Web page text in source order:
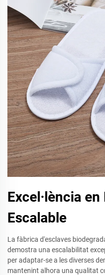
Excel·lència
Escalable
La fàbrica d'esclaves
demostra una escalabilitat
per adaptar-se a les diverses
mantenint alhora una qualitat